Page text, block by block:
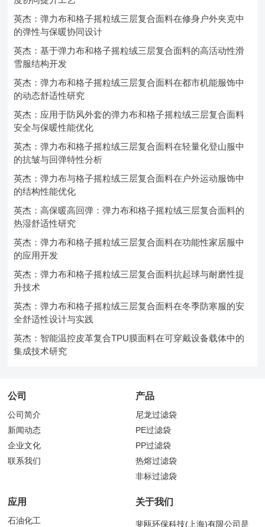
英杰：弹力布和格子摇粒绒三层复合面料在修身户外夹克中
的弹性与保暖协同设计
英杰：基于弹力布和格子摇粒绒三层复合面料的高活动性滑
雪服结构开发
英杰：弹力布和格子摇粒绒三层复合面料在都市机能服饰中
的动态舒适性研究
英杰：应用于防风外套的弹力布和格子摇粒绒三层复合面料
安全与保暖性能优化
英杰：弹力布和格子摇粒绒三层复合面料在轻量化登山服中
的抗皱与回弹特性分析
英杰：弹力布与格子摇粒绒三层复合面料在户外运动服饰中
的结构性能优化
英杰：高保暖高回弹：弹力布和格子摇粒绒三层复合面料的
热湿舒适性研究
英杰：弹力布和格子摇粒绒三层复合面料在功能性家居服中
的应用开发
英杰：弹力布和格子摇粒绒三层复合面料抗起球与耐磨性提
升技术
英杰：弹力布和格子摇粒绒三层复合面料在冬季防寒服的安
全舒适性设计与实践
英杰：智能温控皮革复合TPU膜面料在可穿戴设备载体中的
集成技术研究
公司
公司简介
新闻动态
企业文化
联系我们
产品
尼龙过滤袋
PE过滤袋
PP过滤袋
热熔过滤袋
非标过滤袋
应用
石油化工
关于我们
斐瓯环保科技(上海)有限公司是